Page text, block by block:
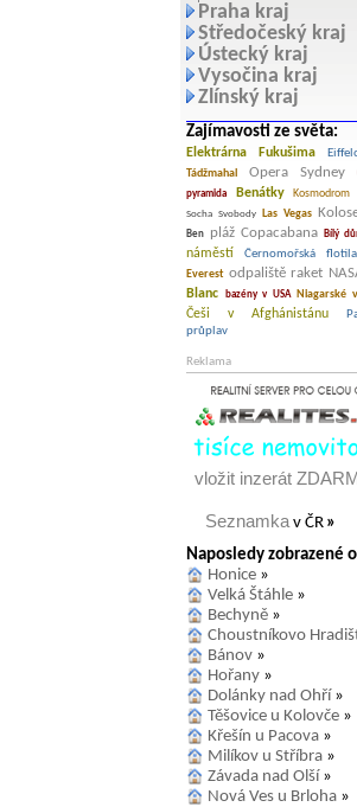
Praha kraj
Středočeský kraj
Ústecký kraj
Vysočina kraj
Zlínský kraj
Zajímavosti ze světa:
Elektrárna Fukušima
Tádžmahal
Opera Sydney
pyramida
Benátky Kosmodrom
Socha Svobody Las Vegas
Ben
pláž Copacabana Bílý
náměstí
Černomořská flotila
Everest odpaliště raket
Blanc
bazény v USA Niagarské
Češi v Afghánistánu
průplav
Reklama
vložit inzerát
Seznamkav ČR »
Naposledy zobrazené
Honice »
Velká Štáhle »
Bechyně »
Choustníkovo
Bánov »
Hořany »
Dolánky nad Ohří »
Těšovice u Kolovče »
Křešín u Pacova »
Milíkov u Stříbra »
Závada nad Olší »
Nová Ves u Brloha »